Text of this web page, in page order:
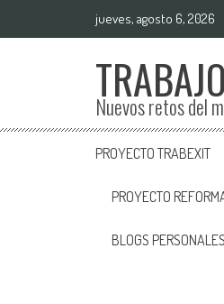
jueves, agosto 6, 2026
Nuevos retos del
PROYECTO TRABEXIT
PROYECTO
BLOGS PERSONALES